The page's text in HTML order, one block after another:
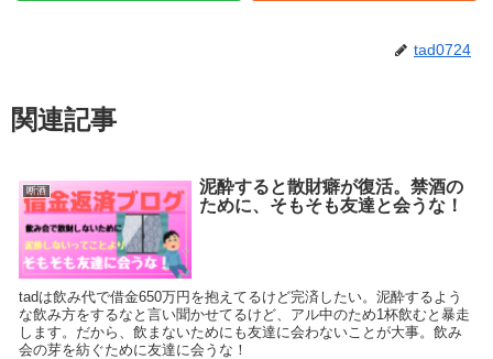
tad0724
関連記事
断酒
泥酔すると散財癖が復活。禁酒の
ために、そもそも友達と会うな！
tadは飲み代で借金650万円を抱えてるけど完済したい。泥酔するよう
な飲み方をするなと言い聞かせてるけど、アル中のため1杯飲むと暴走
します。だから、飲まないためにも友達に会わないことが大事。飲み
会の芽を紡ぐために友達に会うな！